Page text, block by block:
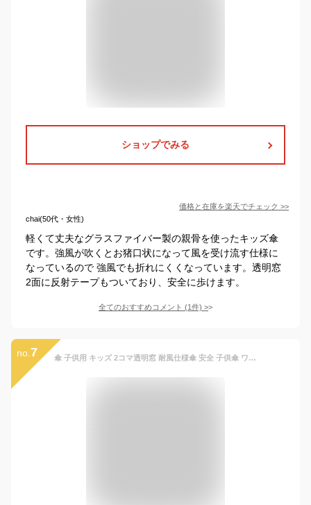
ショップでみる
価格と在庫を楽天でチェック >>
chai(50代・女性)
軽くて丈夫なグラスファイバー製の親骨を使ったキッズ傘
です。強風が吹くとお猪口状になって風を受け流す仕様に
なっているので 強風でも折れにくくなっています。透明窓
2面に反射テープもついており、安全に歩けます。
全てのおすすめコメント (1件) >
no. 7 傘 子供用 キッズ 2コマ透明窓 耐風仕様傘 安全 子供傘 ワンタッチ ジャンプ傘 入園 入学